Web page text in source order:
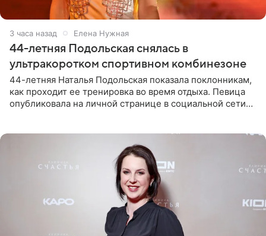
3 часа назад Елена Нужная
44-летняя Подольская снялась в
ультракоротком спортивном комбинезоне
44-летняя Наталья Подольская показала поклонникам,
как проходит ее тренировка во время отдыха. Певица
опубликовала на личной странице в социальной сети